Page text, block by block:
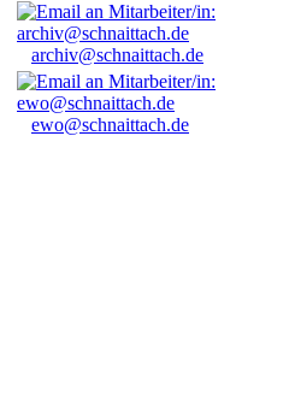
archiv@schnaittach.de
ewo@schnaittach.de